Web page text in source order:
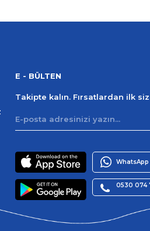
E - BÜLTEN
Takipte kalın. Fırsatlardan ilk
0530 074